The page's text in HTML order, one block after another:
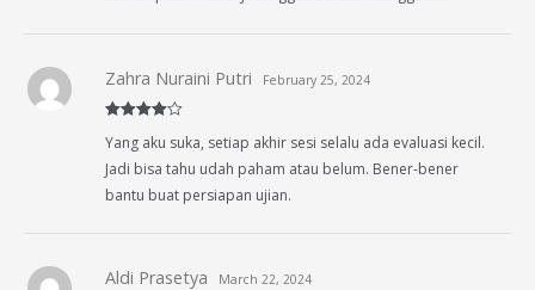
out of 5
Zahra Nuraini Putri February 25, 2024
Yang aku suka, setiap akhir sesi selalu ada evaluasi kecil.
Jadi bisa tahu udah paham atau belum. Bener-bener
bantu buat persiapan ujian.
Aldi Prasetya March 22, 2024